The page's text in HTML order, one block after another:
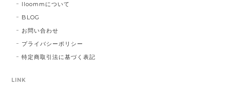
lloommについて
BLOG
お問い合わせ
プライバシーポリシー
特定商取引法に基づく表記
LINK